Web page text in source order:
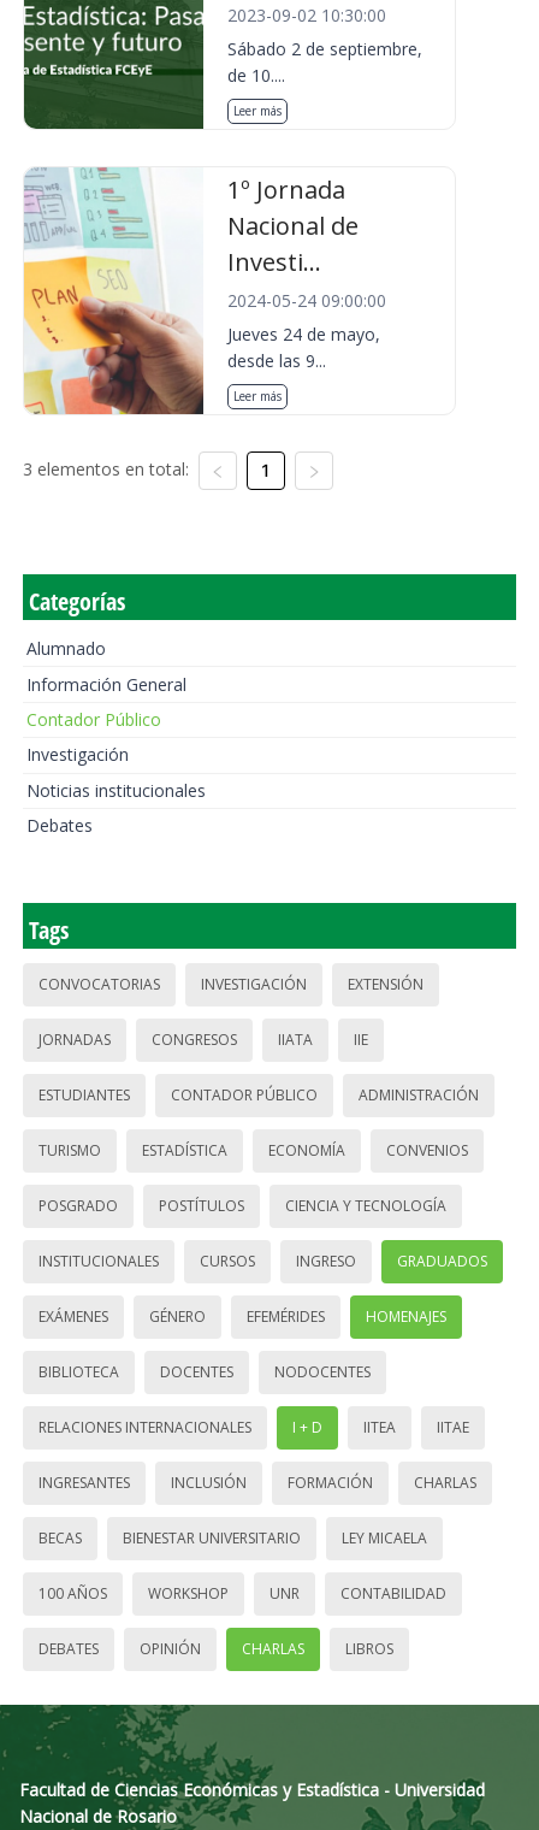
2023-09-02 10:30:00
Sábado 2 de septiembre,
de 10....
Leer más
1º Jornada
Nacional de
Investi...
2024-05-24 09:00:00
Jueves 24 de mayo,
desde las 9...
Leer más
3 elementos en total: 1
Categorías
Alumnado
Información General
Contador Público
Investigación
Noticias institucionales
Debates
Tags
CONVOCATORIAS INVESTIGACIÓN EXTENSIÓN
JORNADAS CONGRESOS IIATA IIE
ESTUDIANTES CONTADOR PÚBLICO ADMINISTRACIÓN
TURISMO ESTADÍSTICA ECONOMÍA CONVENIOS
POSGRADO POSTÍTULOS CIENCIA Y TECNOLOGÍA
INSTITUCIONALES CURSOS INGRESO GRADUADOS
EXÁMENES GÉNERO EFEMÉRIDES HOMENAJES
BIBLIOTECA DOCENTES NODOCENTES
RELACIONES INTERNACIONALES I + D IITEA IITAE
INGRESANTES INCLUSIÓN FORMACIÓN CHARLAS
BECAS BIENESTAR UNIVERSITARIO LEY MICAELA
100 AÑOS WORKSHOP UNR CONTABILIDAD
DEBATES OPINIÓN CHARLAS LIBROS
Facultad de Ciencias Económicas y Estadística - Universidad
Nacional de Rosario